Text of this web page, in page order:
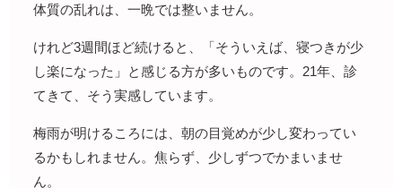
体質の乱れは、一晩では整いません。
けれど3週間ほど続けると、「そういえば、寝つきが少
し楽になった」と感じる方が多いものです。21年、診
てきて、そう実感しています。
梅雨が明けるころには、朝の目覚めが少し変わってい
るかもしれません。焦らず、少しずつでかまいませ
ん。